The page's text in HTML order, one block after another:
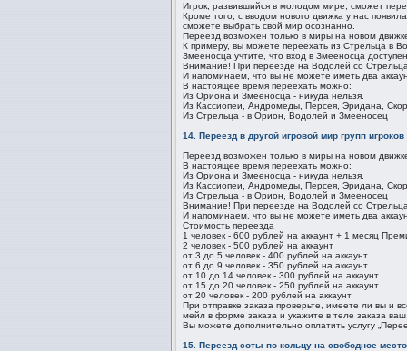
Игрок, развившийся в молодом мире, сможет
Кроме того, с вводом нового движка у нас
сможете выбрать свой мир осознанно.
Переезд возможен только в миры на новом
К примеру, вы можете переехать из Стрельца в
Змееносца учтите, что вход в Змееносца
Внимание! При переезде на Водолей со
И напоминаем, что вы не можете иметь два
В настоящее время переехать можно:
Из Ориона и Змееносца - никуда нельзя.
Из Кассиопеи, Андромеды, Персея, Эридана,
Из Стрельца - в Орион, Водолей и Змееносец
14. Переезд в другой игровой мир групп
Переезд возможен только в миры на новом
В настоящее время переехать можно:
Из Ориона и Змееносца - никуда нельзя.
Из Кассиопеи, Андромеды, Персея, Эридана,
Из Стрельца - в Орион, Водолей и Змееносец
Внимание! При переезде на Водолей со
И напоминаем, что вы не можете иметь два
Стоимость переезда
1 человек - 600 рублей на аккаунт + 1 месяц
2 человек - 500 рублей на аккаунт
от 3 до 5 человек - 400 рублей на аккаунт
от 6 до 9 человек - 350 рублей на аккаунт
от 10 до 14 человек - 300 рублей на аккаунт
от 15 до 20 человек - 250 рублей на аккаунт
от 20 человек - 200 рублей на аккаунт
При отправке заказа проверьте, имеете ли вы и
мейл в форме заказа и укажите в теле заказа
Вы можете дополнительно оплатить услугу
15. Переезд соты по кольцу на свободное